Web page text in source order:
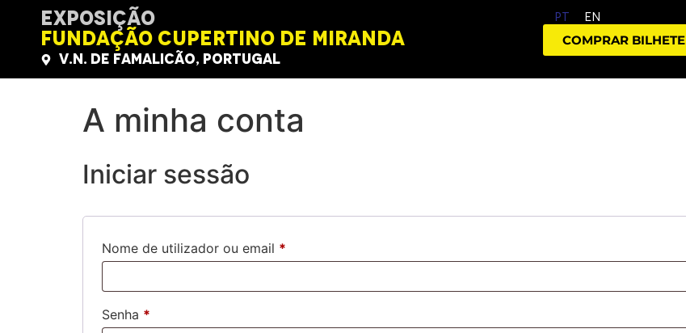
EXPOSIÇÃO
Fundação Cupertino de Miranda
V.N. de Famalicão, Portugal
PT EN
COMPRAR BILHETE
A minha conta
Iniciar sessão
Nome de utilizador ou email *
Senha *